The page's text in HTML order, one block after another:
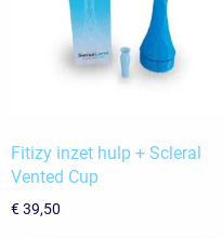
Fitizy inzet hulp + Scleral
Vented Cup
€39,50